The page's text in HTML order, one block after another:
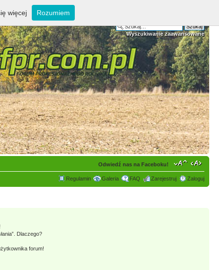
Wyszukiwanie zaawansowane
Odwiedź nas na Faceboku!
Regulamin Galeria FAQ Zarejestruj Zaloguj
Dlaczego?
forum!
więcej Rozumiem